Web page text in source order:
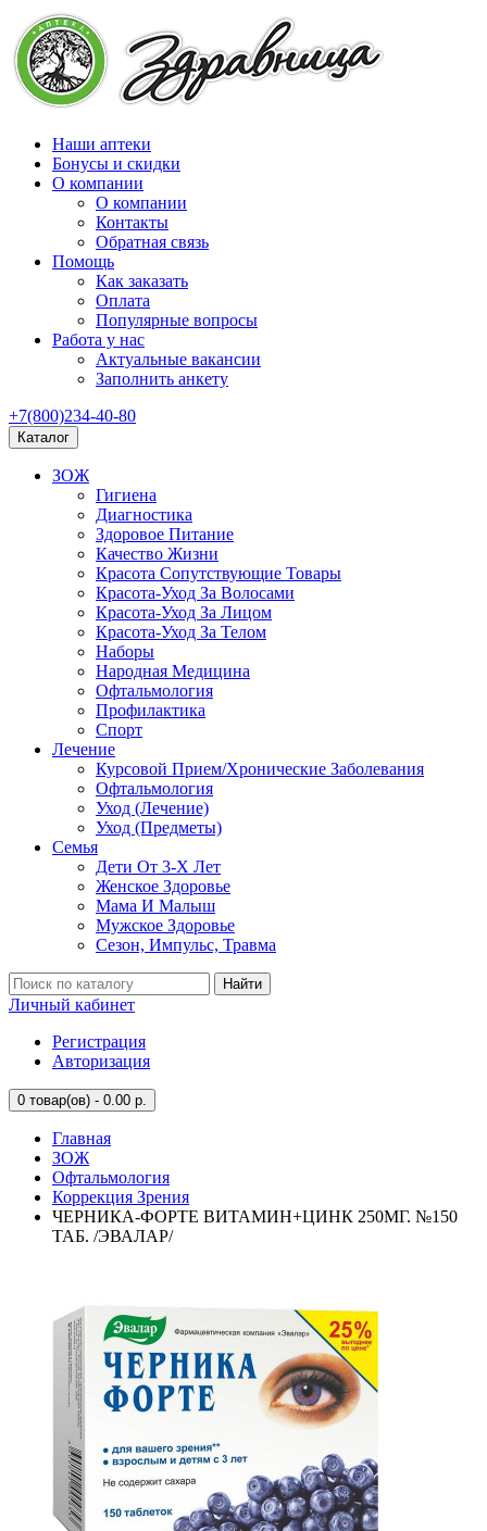
Наши аптеки
Бонусы и скидки
О компании
О компании
Контакты
Обратная связь
Помощь
Как заказать
Оплата
Популярные вопросы
Работа у нас
Актуальные вакансии
Заполнить анкету
+7(800)234-40-80
Каталог
ЗОЖ
Гигиена
Диагностика
Здоровое Питание
Качество Жизни
Красота Сопутствующие Товары
Красота-Уход За Волосами
Красота-Уход За Лицом
Красота-Уход За Телом
Наборы
Народная Медицина
Офтальмология
Профилактика
Спорт
Лечение
Курсовой Прием/Хронические Заболевания
Офтальмология
Уход (Лечение)
Уход (Предметы)
Семья
Дети От 3-Х Лет
Женское Здоровье
Мама И Малыш
Мужское Здоровье
Сезон, Импульс, Травма
Найти
Личный кабинет
Регистрация
Авторизация
0 товар(ов) - 0.00 р.
Главная
ЗОЖ
Офтальмология
Коррекция Зрения
ЧЕРНИКА-ФОРТЕ ВИТАМИН+ЦИНК 250МГ. №150
ТАБ. /ЭВАЛАР/